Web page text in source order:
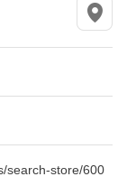
search-store/600